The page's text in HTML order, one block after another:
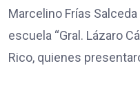
Marcelino Frías
escuela “Gral. Lázaro
Rico, quienes